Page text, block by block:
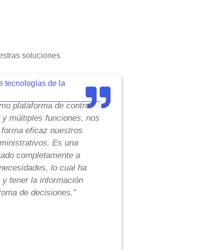
soluciones
tecnologías de la
plataforma de control
múltiples funciones, nos
eficaz nuestros
Es una
completamente a
lo cual ha
tener la información
de decisiones.”